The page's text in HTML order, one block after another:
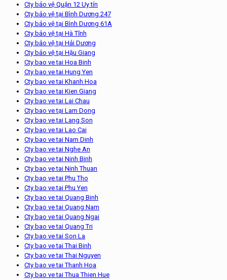
Cty bảo vệ Quận 12 Uy tín
Cty bảo vệ tại Bình Dương 247
Cty bảo vệ tại Bình Dương 61A
Cty bảo vệ tại Hà Tĩnh
Cty bảo vệ tại Hải Dương
Cty bảo vệ tại Hậu Giang
Cty bao ve tai Hoa Binh
Cty bao ve tai Hung Yen
Cty bao ve tai Khanh Hoa
Cty bao ve tai Kien Giang
Cty bao ve tai Lai Chau
Cty bao ve tại Lam Dong
Cty bao ve tai Lang Son
Cty bao ve tai Lao Cai
Cty bao ve tai Nam Dinh
Cty bao ve tai Nghe An
Cty bao ve tai Ninh Binh
Cty bao ve tai Ninh Thuan
Cty bao ve tai Phu Tho
Cty bao ve tai Phu Yen
Cty bao ve tai Quang Binh
Cty bao ve tai Quang Nam
Cty bao ve tai Quang Ngai
Cty bao ve tai Quang Tri
Cty bao ve tai Son La
Cty bao ve tai Thai Binh
Cty bao ve tai Thai Nguyen
Cty bao ve tai Thanh Hoa
Cty bao ve tai Thua Thien Hue